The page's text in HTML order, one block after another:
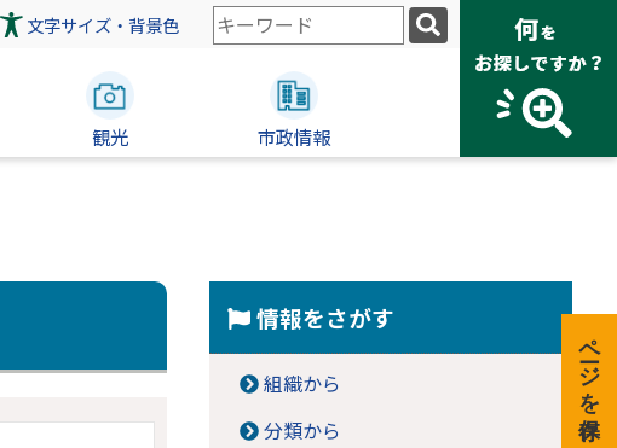
文字サイズ・背景色
検
索
ー
観光 市政情報
情報をさがす
組織から
分類から
ページを保存